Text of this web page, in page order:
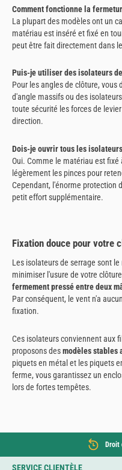
Comment fonctionne la
La plupart des modèles ont un
matériau est inséré et fixé en
peut être fait directement dans
Puis-je utiliser des isolateurs
Pour les angles de clôture, vous
d'angle massifs ou des
toute sécurité les forces de
direction.
Dois-je ouvrir tous les
Oui. Comme le matériau est
légèrement les pinces pour
Cependant, l'énorme protection
petit effort supplémentaire.
Fixation douce pour votre
Les isolateurs de serrage sont
minimiser l'usure de votre
fermement pressé entre deux
Par conséquent, le vent n'a
fixation.
Ces isolateurs conviennent aux
proposons desmodèles stables
piquets en métal et les piquets
ferme, vous garantissez un
lors de fortes tempêtes.
Droit